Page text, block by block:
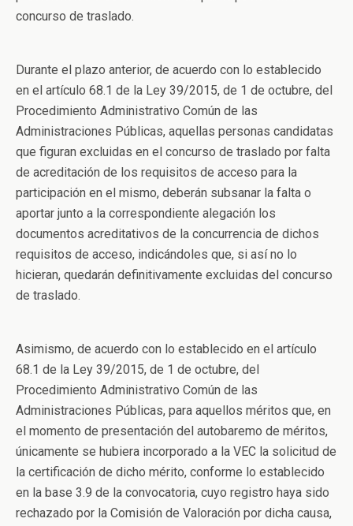
concurso de traslado.
Durante el plazo anterior, de acuerdo con lo establecido
en el artículo 68.1 de la Ley 39/2015, de 1 de octubre, del
Procedimiento Administrativo Común de las
Administraciones Públicas, aquellas personas candidatas
que figuran excluidas en el concurso de traslado por falta
de acreditación de los requisitos de acceso para la
participación en el mismo, deberán subsanar la falta o
aportar junto a la correspondiente alegación los
documentos acreditativos de la concurrencia de dichos
requisitos de acceso, indicándoles que, si así no lo
hicieran, quedarán definitivamente excluidas del concurso
de traslado.
Asimismo, de acuerdo con lo establecido en el artículo
68.1 de la Ley 39/2015, de 1 de octubre, del
Procedimiento Administrativo Común de las
Administraciones Públicas, para aquellos méritos que, en
el momento de presentación del autobaremo de méritos,
únicamente se hubiera incorporado a la VEC la solicitud de
la certificación de dicho mérito, conforme lo establecido
en la base 3.9 de la convocatoria, cuyo registro haya sido
rechazado por la Comisión de Valoración por dicha causa,